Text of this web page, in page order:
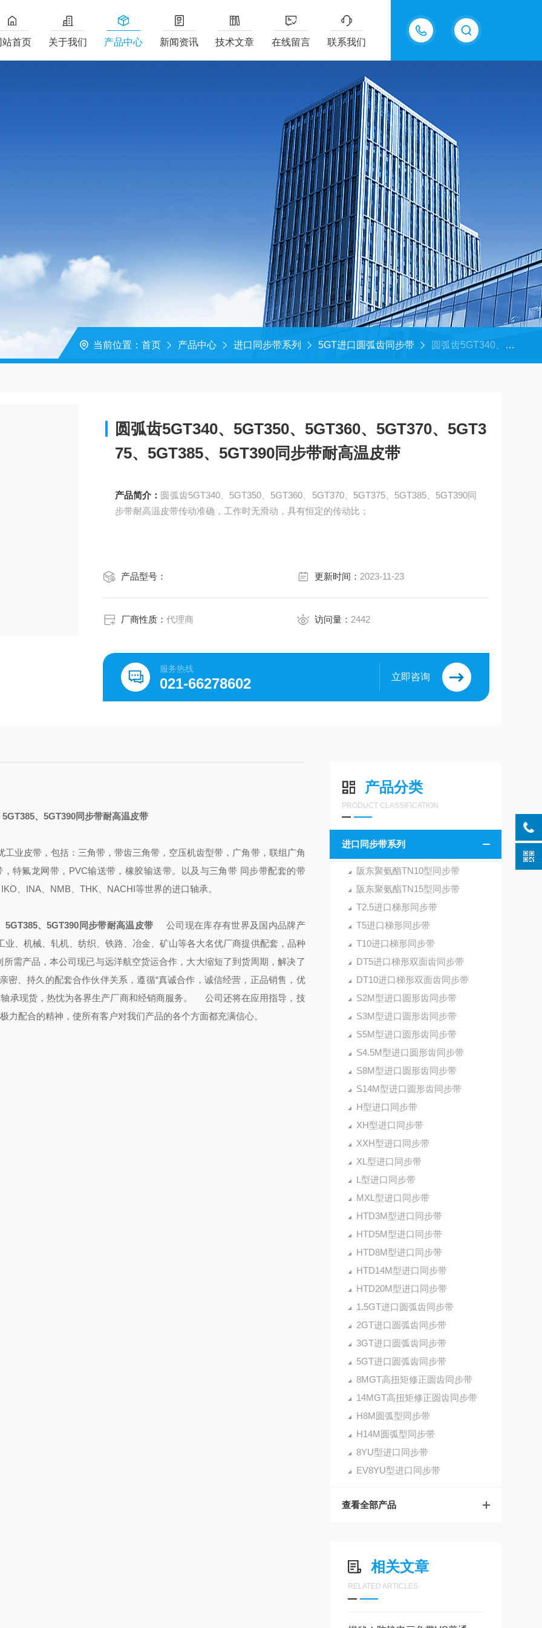
15618576711
站首页 关于我们 产品中心 新闻资讯 技术文章 在线留言 联系我们
当前位置： 首页 产品中心 进口同步带系列 5GT进口圆弧齿同步带 圆弧齿5GT340、5GT350、5GT360、5GT370、5GT375、5GT385、5GT390同步带耐高温皮带
圆弧齿5GT340、5GT350、5GT360、5GT370、5GT3
75、5GT385、5GT390同步带耐高温皮带
产品简介： 圆弧齿5GT340、5GT350、5GT360、5GT370、5GT375、5GT385、5GT390同
步带耐高温皮带传动准确，工作时无滑动，具有恒定的传动比；
产品型号： 更新时间： 2023-11-23
厂商性质：代理商 访问量： 2442
服务热线
021-66278602 立即咨询
产品分类
PRODUCT CLASSIFICATION
进口同步带系列
阪东聚氨酯TN10型同步带
阪东聚氨酯TN15型同步带
T2.5进口梯形同步带
T5进口梯形同步带
T10进口梯形同步带
DT5进口梯形双面齿同步带
DT10进口梯形双面齿同步带
S2M型进口圆形齿同步带
S3M型进口圆形齿同步带
S5M型进口圆形齿同步带
S4.5M型进口圆形齿同步带
S8M型进口圆形齿同步带
S14M型进口圆形齿同步带
H型进口同步带
XH型进口同步带
XXH型进口同步带
XL型进口同步带
L型进口同步带
MXL型进口同步带
HTD3M型进口同步带
HTD5M型进口同步带
HTD8M型进口同步带
HTD14M型进口同步带
HTD20M型进口同步带
1.5GT进口圆弧齿同步带
2GT进口圆弧齿同步带
3GT进口圆弧齿同步带
5GT进口圆弧齿同步带
8MGT高扭矩修正圆齿同步带
14MGT高扭矩修正圆齿同步带
H8M圆弧型同步带
H14M圆弧型同步带
8YU型进口同步带
EV8YU型进口同步带
查看全部产品
相关文章
RELATED ARTICLES
、5GT390同步带耐高温皮带
业皮带，包括：三角带，带齿三角带，空压机齿型带，广角带，联组广角
特氟龙网带，PVC输送带，橡胶输送带。以及与三角带 同步带配套的带
、INA、NMB、THK、NACHI等世界的进口轴承。
5GT385、5GT390 同步带耐高温皮带 公司现在库存有世界及国内品牌产
、机械、轧机、纺织、铁路、冶金、矿山等各大名优厂商提供配套，品种
需产品，本公司现已与远洋航空货运合作，大大缩短了到货周期，解决了
密、持久的配套合作伙伴关系，遵循“真诚合作，诚信经营，正品销售，优
承现货，热忱为各界生产厂商和经销商服务。
公司还将在应用指导，技
配合的精神，使所有客户对我们产品的各个方面都充满信心。